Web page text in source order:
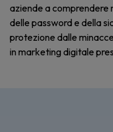
aziende a comprendere
delle password e della
protezione dalle
in marketing digitale